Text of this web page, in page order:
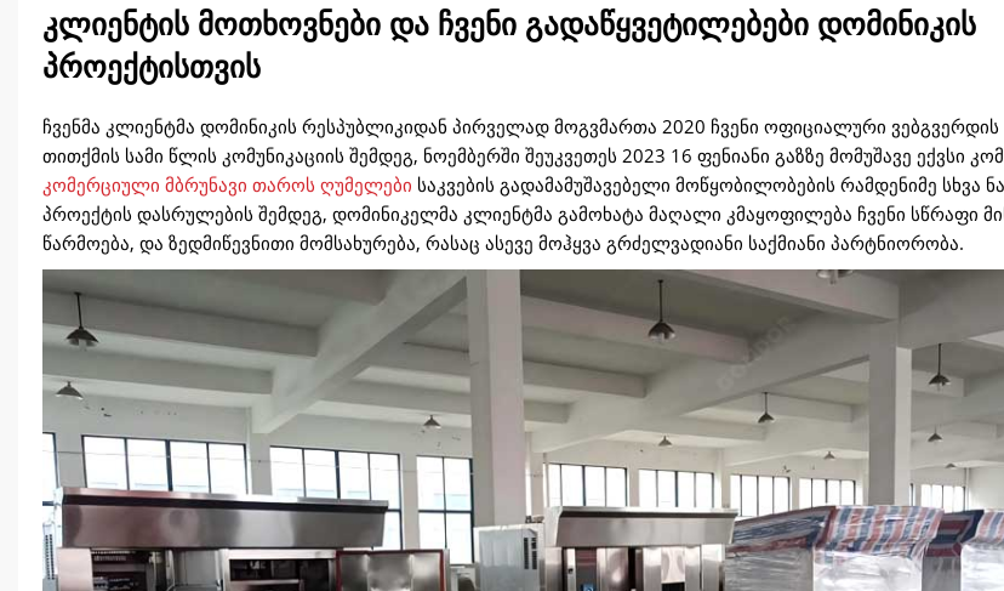
კლიენტის მოთხოვნები და ჩვენი გადაწყვეტილებები დომინიკის
პროექტისთვის
ჩვენმა კლიენტმა დომინიკის რესპუბლიკიდან პირველად მოგვმართა 2020 ჩვენი ოფიციალური
თითქმის სამი წლის კომუნიკაციის შემდეგ, ნოემბერში შეუკვეთეს 2023 16 ფენიანი გაზზე მომუშავე ექვსი
კომერციული მბრუნავი თაროს ღუმელები საკვების გადამამუშავებელი მოწყობილობების რამდენიმე სხვა
პროექტის დასრულების შემდეგ, დომინიკელმა კლიენტმა გამოხატა მაღალი კმაყოფილება ჩვენი სწრაფი
წარმოება, და ზედმიწევნითი მომსახურება, რასაც ასევე მოჰყვა გრძელვადიანი საქმიანი პარტნიორობა.